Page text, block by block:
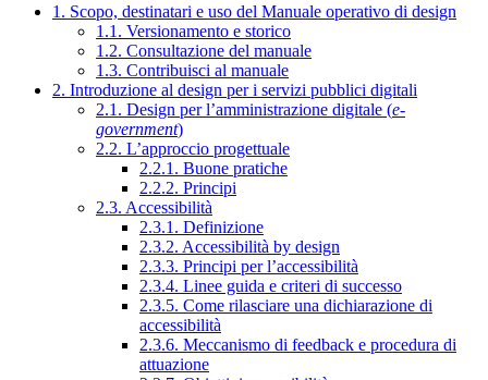
1. Scopo, destinatari e uso del Manuale operativo di design
1.1. Versionamento e storico
1.2. Consultazione del manuale
1.3. Contribuisci al manuale
2. Introduzione al design per i servizi pubblici digitali
2.1. Design per l’amministrazione digitale (e-
government)
2.2. L’approccio progettuale
2.2.1. Buone pratiche
2.2.2. Principi
2.3. Accessibilità
2.3.1. Definizione
2.3.2. Accessibilità by design
2.3.3. Principi per l’accessibilità
2.3.4. Linee guida e criteri di successo
2.3.5. Come rilasciare una dichiarazione di
accessibilità
2.3.6. Meccanismo di feedback e procedura di
attuazione